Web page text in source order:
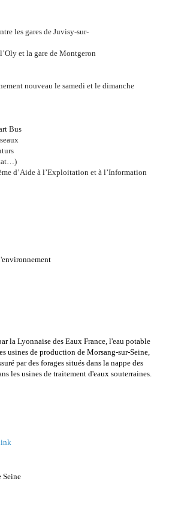
les gares de Juvisy-sur-
et la gare de Montgeron
nouveau le samedi et le dimanche
Bus
d’Aide à l’Exploitation et à l’Information
la Lyonnaise des Eaux France, l'eau potable
usines de production de Morsang-sur-Seine,
par des forages situés dans la nappe des
les usines de traitement d'eaux souterraines.
Seine